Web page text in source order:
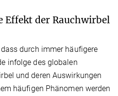
Effekt der Rauchwirbel
durch immer häufigere
infolge des globalen
und deren Auswirkungen
häufigen Phänomen werden